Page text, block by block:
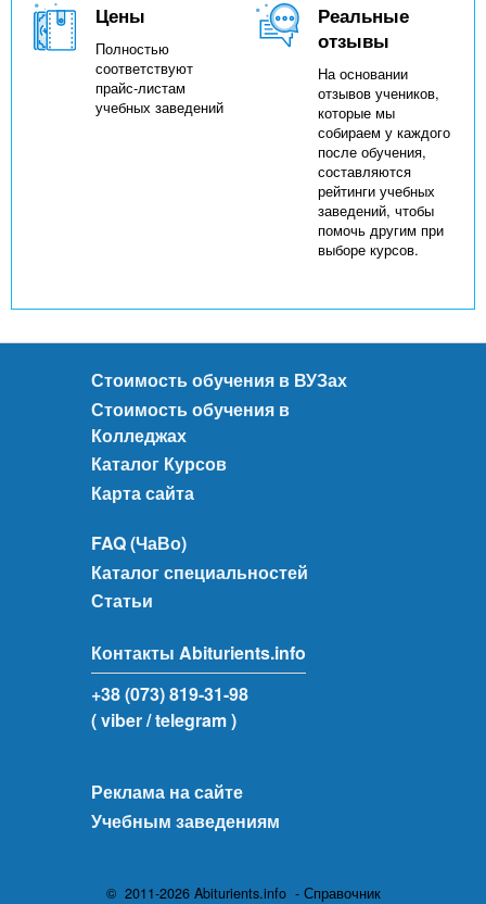
Цены
Полностью
соответствуют
прайс-листам
учебных заведений
Реальные
отзывы
На основании
отзывов учеников,
которые мы
собираем у каждого
после обучения,
составляются
рейтинги учебных
заведений, чтобы
помочь другим при
выборе курсов.
Стоимость обучения в ВУЗах
Стоимость обучения в
Колледжах
Каталог Курсов
Карта сайта
FAQ (ЧаВо)
Каталог специальностей
Статьи
Контакты Abiturients.info
+38 (073) 819-31-98
( viber/ telegram )
Реклама на сайте
Учебным заведениям
© 2011-2026 Abiturients.info - Справочник